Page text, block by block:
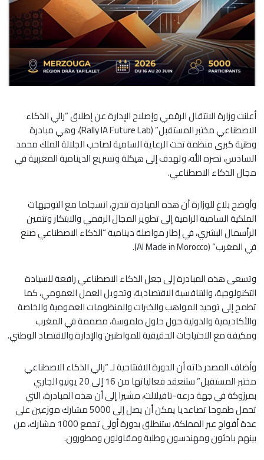
أعلنت وزارة الانتقال الرقمي وإصلاح الإدارة عن إطلاق “رالي الذكاء
الاصطناعي مختبر المستقبل” (Rally IA Future Lab)، وهي مبادرة
وطنية كبرى منظمة تحت الرعاية السامية لصاحب الجلالة الملك محمد
السادس، نصره الله، وتهدف إلى هيكلة وتسريع الدينامية المغربية في
مجال الذكاء الاصطناعي.
وأوضح بلاغ للوزارة أن هذه المبادرة تندرج، انسجاما مع التوجيهات
الملكية السامية الرامية إلى تطوير المجال الرقمي والابتكار وتثمين
الرأسمال البشري، في إطار مواصلة دينامية “الذكاء الاصطناعي صنع
في المغرب” (AI Made in Morocco).
وتسعى هذه المبادرة إلى جعل الذكاء الاصطناعي رافعة للسيادة
التكنولوجية، والتنافسية الاقتصادية، وتحويل العمل العمومي، كما
تطمح إلى توحيد المواهب والخبرات والمنظومات العمومية والخاصة
والأكاديمية والدولية حول حلول ملموسة، مصممة في المغرب
ومكيفة مع الاحتياجات الحقيقية للمواطنين والإدارة والاقتصاد الوطني.
وأضاف المصدر ذاته أن الدورة الافتتاحية لـ “رالي الذكاء الاصطناعي
مختبر المستقبل” ستنعقد فعالياتها من 16 إلى 20 يونيو الجاري
بمرزوكة في جهة درعة-تافيلالت، مشيرا إلى أن هذه المبادرة، التي
تحمل طموحا تصاعديا يمكن أن يصل إلى 5000 مشارك موزعين على
عدة أفواج عبر المملكة، ستنطلق بدورة أولى تجمع 1000 مشارك، من
بينهم باحثون ومهندسون وطلبة ومقاولون ومطورون.